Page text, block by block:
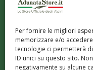
Per fornire le migliori
memorizzare e/o
tecnologie ci permetterà
ID unici su questo sito.
negativamente su alcune
Tel: (+39)
Mobile: (+39)